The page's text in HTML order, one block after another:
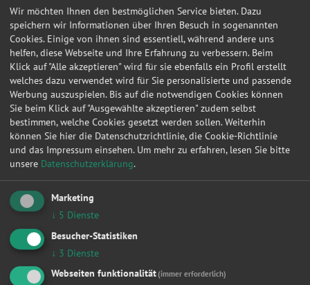
Kontakt
Auto Zentrale Mittelsachsen GmbH
Peniger Str. 1
09217 Burgstädt
Wir möchten Ihnen den bestmöglichen Service bieten. Dazu
speichern wir Informationen über Ihren Besuch in sogenannten
Cookies. Einige von ihnen sind essentiell, während andere uns
helfen, diese Webseite und Ihre Erfahrung zu verbessern. Beim
Klick auf "Alle akzeptieren" wird für sie ebenfalls ein Profil erstellt
welches dazu verwendet wird für Sie personalisierte und passende
Werbung auszuspielen. Bis auf die notwendigen Cookies können
Sie beim Klick auf "Ausgewählte akzeptieren" zudem selbst
bestimmen, welche Cookies gesetzt werden sollen. Weiterhin
können Sie hier die Datenschutzrichtlinie, die Cookie-Richtlinie
und das Impressum einsehen. Um mehr zu erfahren, lesen Sie bitte
unsere Datenschutzerklärung.
Marketing
↓ 5 Dienste
Besucher-Statistiken
↓ 3 Dienste
Webseiten funktionalität(immer erforderlich)